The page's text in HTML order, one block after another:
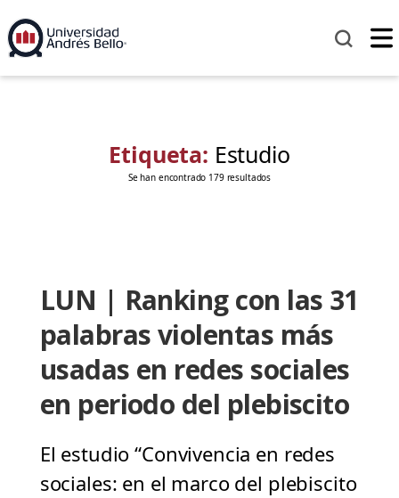
Etiqueta: Estudio
Se han encontrado 179 resultados
LUN | Ranking con las 31
palabras violentas más
usadas en redes sociales
en periodo del plebiscito
El estudio “Convivencia en redes
sociales: en el marco del plebiscito